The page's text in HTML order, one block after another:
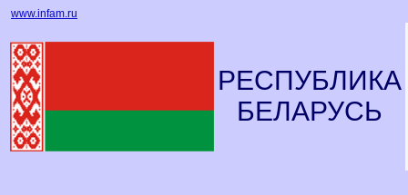
www.infam.ru
РЕСПУБЛИКА
БЕЛАРУСЬ